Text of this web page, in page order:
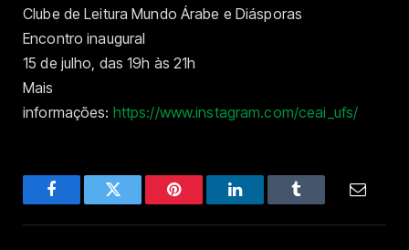
Clube de Leitura Mundo Árabe e Diásporas
Encontro inaugural
15 de julho, das 19h às 21h
Mais
informações: https://www.instagram.com/ceai_ufs/
FacebookTwitter Pinterest LinkedInTumblr